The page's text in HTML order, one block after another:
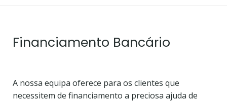
Financiamento Bancário
A nossa equipa oferece para os clientes que
necessitem de financiamento a preciosa ajuda de